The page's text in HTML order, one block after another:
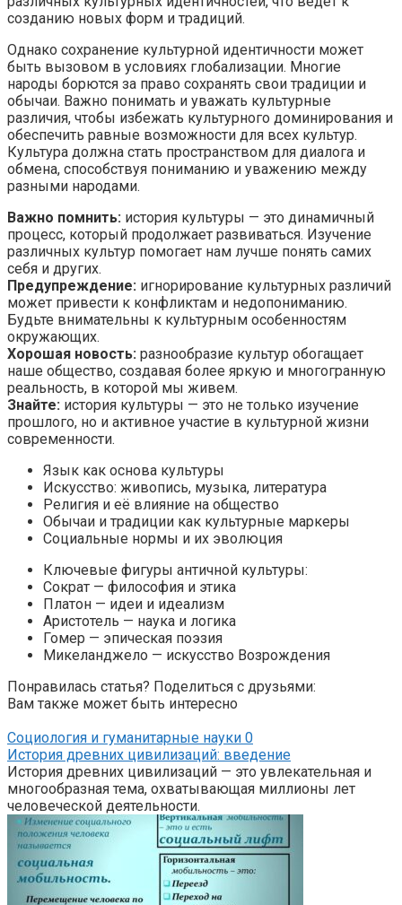
созданию новых форм и традиций.
Однако сохранение культурной идентичности может
быть вызовом в условиях глобализации. Многие
народы борются за право сохранять свои традиции и
обычаи. Важно понимать и уважать культурные
различия, чтобы избежать культурного доминирования и
обеспечить равные возможности для всех культур.
Культура должна стать пространством для диалога и
обмена, способствуя пониманию и уважению между
разными народами.
Важно помнить: история культуры — это динамичный
процесс, который продолжает развиваться. Изучение
различных культур помогает нам лучше понять самих
себя и других.
Предупреждение: игнорирование культурных различий
может привести к конфликтам и недопониманию.
Будьте внимательны к культурным особенностям
окружающих.
Хорошая новость: разнообразие культур обогащает
наше общество, создавая более яркую и многогранную
реальность, в которой мы живем.
Знайте: история культуры — это не только изучение
прошлого, но и активное участие в культурной жизни
современности.
Язык как основа культуры
Искусство: живопись, музыка, литература
Религия и её влияние на общество
Обычаи и традиции как культурные маркеры
Социальные нормы и их эволюция
Ключевые фигуры античной культуры:
Сократ — философия и этика
Платон — идеи и идеализм
Аристотель — наука и логика
Гомер — эпическая поэзия
Микеланджело — искусство Возрождения
Понравилась статья? Поделиться с друзьями:
Вам также может быть интересно
Социология и гуманитарные науки 0
История древних цивилизаций: введение
История древних цивилизаций — это увлекательная и
многообразная тема, охватывающая миллионы лет
человеческой деятельности.